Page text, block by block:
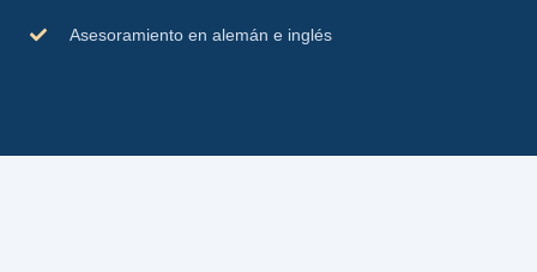
Asesoramiento en alemán e inglés